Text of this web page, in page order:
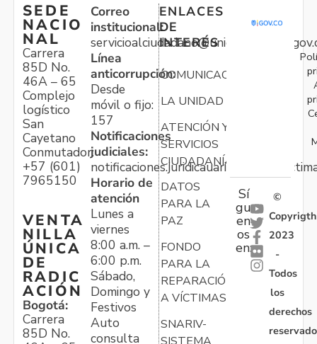
SEDE
NACIO
NAL
Carrera
85D No.
46A – 65
Complejo
logístico
San
Cayetano
Conmutador:
+57 (601)
7965150
VENTA
NILLA
ÚNICA
DE
RADIC
ACIÓN
Bogotá:
Carrera
85D No.
Correo
institucional:
Línea
anticorrupción:
Desde
móvil o fijo:
157
Notificaciones
judiciales:
Horario de
atención
Lunes a
viernes
8:00 a.m. –
6:00 p.m.
Sábado,
Domingo y
Festivos
Auto
consulta
ENLACES
DE
INTERÉS
COMUNICACIONES
LA UNIDAD
ATENCIÓN Y
SERVICIOS
CIUDADANÍA
DATOS
PARA LA
PAZ
FONDO
PARA LA
REPARACIÓN
A VÍCTIMAS
SNARIV-
Sí
gu
en
os
en:
©
Copyrigth
2023
-
Todos
los
derechos